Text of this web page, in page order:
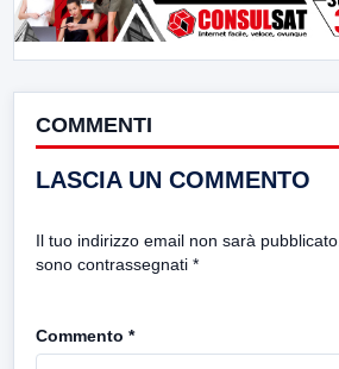
COMMENTI
LASCIA UN COMMENTO
Il tuo indirizzo email non sarà pubblicato.
sono contrassegnati *
Commento *